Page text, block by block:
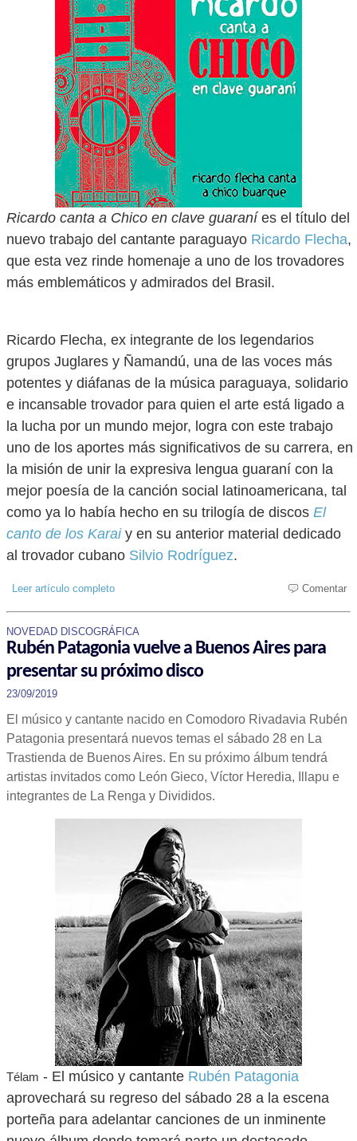
Ricardo canta a Chico en clave guaraní es el título del
nuevo trabajo del cantante paraguayo Ricardo Flecha,
que esta vez rinde homenaje a uno de los trovadores
más emblemáticos y admirados del Brasil.
Ricardo Flecha, ex integrante de los legendarios
grupos Juglares y Ñamandú, una de las voces más
potentes y diáfanas de la música paraguaya, solidario
e incansable trovador para quien el arte está ligado a
la lucha por un mundo mejor, logra con este trabajo
uno de los aportes más significativos de su carrera, en
la misión de unir la expresiva lengua guaraní con la
mejor poesía de la canción social latinoamericana, tal
como ya lo había hecho en su trilogía de discos El
canto de los Karaiy en su anterior material dedicado
al trovador cubano Silvio Rodríguez.
Leer artículo completo Comentar
NOVEDAD DISCOGRÁFICA
Rubén Patagonia vuelve a Buenos Aires para
presentar su próximo disco
23/09/2019
El músico y cantante nacido en Comodoro Rivadavia Rubén
Patagonia presentará nuevos temas el sábado 28 en La
Trastienda de Buenos Aires. En su próximo álbum tendrá
artistas invitados como León Gieco, Víctor Heredia, Illapu e
integrantes de La Renga y Divididos.
Télam - El músico y cantante Rubén Patagonia
aprovechará su regreso del sábado 28 a la escena
porteña para adelantar canciones de un inminente